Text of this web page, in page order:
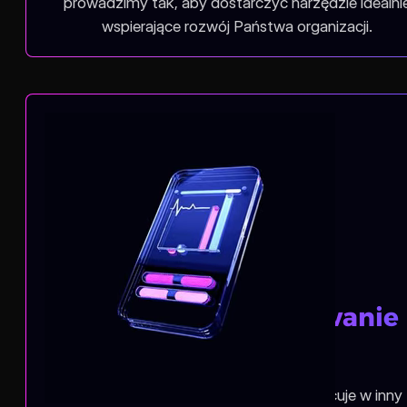
wspierające rozwój Państwa organizacji.
Elastyczne dopasowanie
funkcji
Rozumiemy, że każda organizacja pracuje w inny